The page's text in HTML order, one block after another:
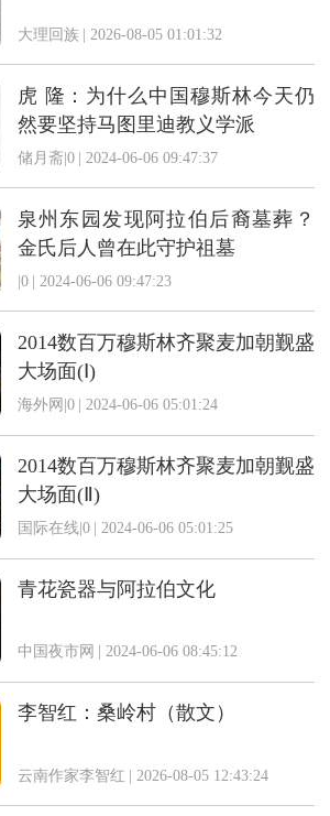
大理回族 | 2026-08-05 01:01:32
虎 隆：为什么中国穆斯林今天仍
然要坚持马图里迪教义学派
储月斋|0 | 2024-06-06 09:47:37
泉州东园发现阿拉伯后裔墓葬？
金氏后人曾在此守护祖墓
|0 | 2024-06-06 09:47:23
2014数百万穆斯林齐聚麦加朝觐盛
大场面(Ⅰ)
海外网|0 | 2024-06-06 05:01:24
2014数百万穆斯林齐聚麦加朝觐盛
大场面(Ⅱ)
国际在线|0 | 2024-06-06 05:01:25
青花瓷器与阿拉伯文化
中国夜市网 | 2024-06-06 08:45:12
李智红：桑岭村（散文）
云南作家李智红 | 2026-08-05 12:43:24